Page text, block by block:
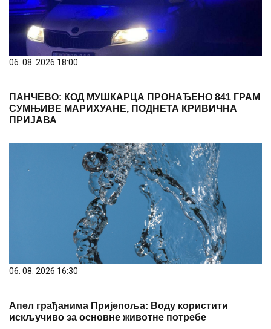
06. 08. 2026 18:00
ПАНЧЕВО: КОД МУШКАРЦА ПРОНАЂЕНО 841 ГРАМ
СУМЊИВЕ МАРИХУАНЕ, ПОДНЕТА КРИВИЧНА
ПРИЈАВА
06. 08. 2026 16:30
Апел грађанима Пријепоља: Воду користити
искључиво за основне животне потребе